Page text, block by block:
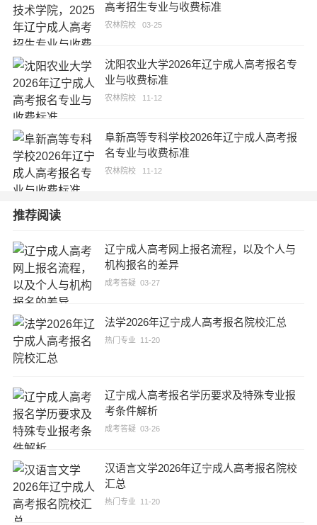
高考招生专业与收费标准
农林院校03-25
沈阳农业大学2026年辽宁成人高考报名专
业与收费标准
农林院校11-12
阜新高等专科学校2026年辽宁成人高考报
名专业与收费标准
农林院校11-12
推荐阅读
辽宁成人高考网上报名流程，以及个人与
机构报名的差异
成考答疑03-27
法学2026年辽宁成人高考报名院校汇总
热门专业 11-20
辽宁成人高考报名学历要求及特殊专业报
考条件解析
成考答疑03-26
汉语言文学2026年辽宁成人高考报名院校
汇总
热门专业 11-20